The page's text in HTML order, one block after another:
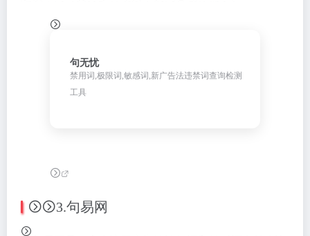
句无忧
禁用词,极限词,敏感词,新广告法违禁词查询检测
工具
3.句易网